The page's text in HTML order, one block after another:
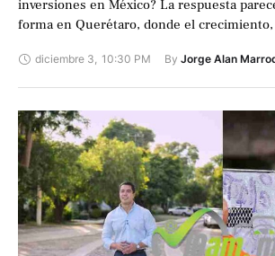
inversiones en México? La respuesta
forma en Querétaro, donde el
diciembre 3 10:30 PM By Jorge Alan